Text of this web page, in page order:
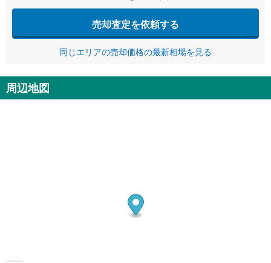
売却査定を依頼する
同じエリアの売却価格の最新相場を見る
周辺地図